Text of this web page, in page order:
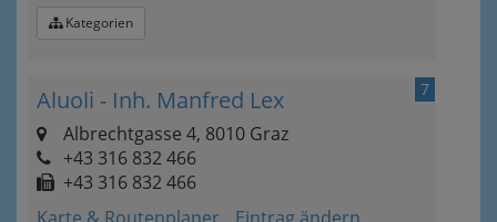
Kategorien
7
Aluoli - Inh. Manfred Lex
Albrechtgasse 4, 8010 Graz
+43 316 832 466
+43 316 832 466